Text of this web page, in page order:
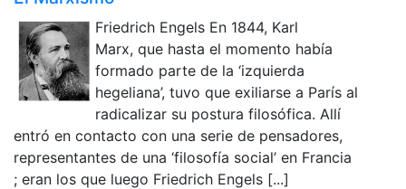
Friedrich Engels En 1844, Karl
Marx, que hasta el momento había
formado parte de la ‘izquierda
hegeliana’, tuvo que exiliarse a París al
radicalizar su postura filosófica. Allí
entró en contacto con una serie de pen­sadores,
representantes de una ‘filosofía social’ en Francia
; eran los que luego Friedrich Engels [...]